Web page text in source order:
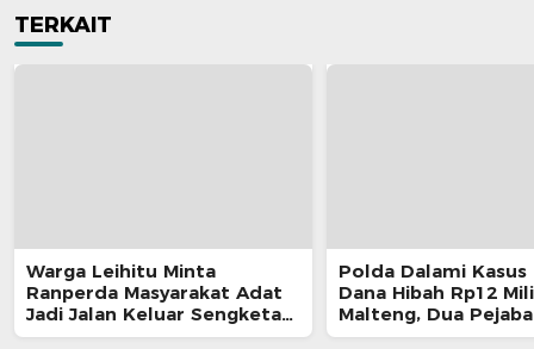
TERKAIT
Warga Leihitu Minta
Ranperda Masyarakat Adat
Jadi Jalan Keluar Sengketa
Enam Dusun Tanjung Sial
Polda Dalami Kasus
Dana Hibah Rp12
Malteng, Dua
Pemkab Diperiksa